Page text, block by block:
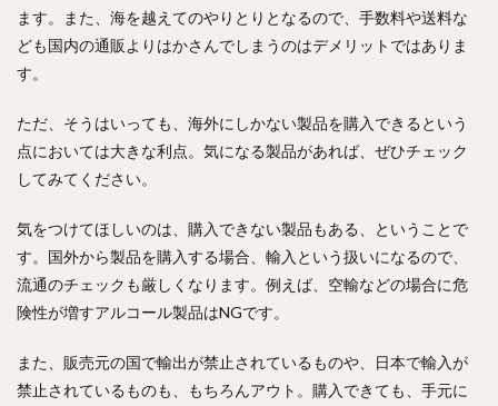
ます。また、海を越えてのやりとりとなるので、手数料や送料な
ども国内の通販よりはかさんでしまうのはデメリットではありま
す。
ただ、そうはいっても、海外にしかない製品を購入できるという
点においては大きな利点。気になる製品があれば、ぜひチェック
してみてください。
気をつけてほしいのは、購入できない製品もある、ということで
す。国外から製品を購入する場合、輸入という扱いになるので、
流通のチェックも厳しくなります。例えば、空輸などの場合に危
険性が増すアルコール製品はNGです。
また、販売元の国で輸出が禁止されているものや、日本で輸入が
禁止されているものも、もちろんアウト。購入できても、手元に